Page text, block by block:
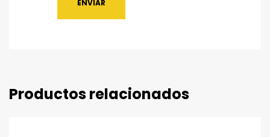
Productos relacionados